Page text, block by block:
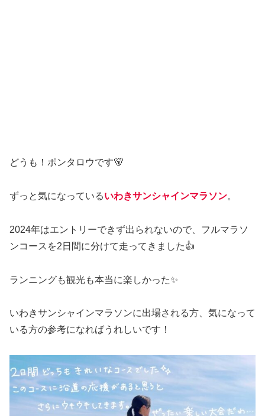
どうも！ポンタロウです🐻
ずっと気になっているいわきサンシャインマラソン。
2024年はエントリーできず出られないので、フルマラソ
ンコースを2日間に分けて走ってきました👍
ランニングも観光も本当に楽しかった✨
いわきサンシャインマラソンに出場される方、気になって
いる方の参考になればうれしいです！